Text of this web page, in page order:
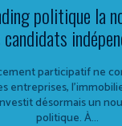
politique la
candidats
participatif ne
entreprises,
désormais un
politique. À...